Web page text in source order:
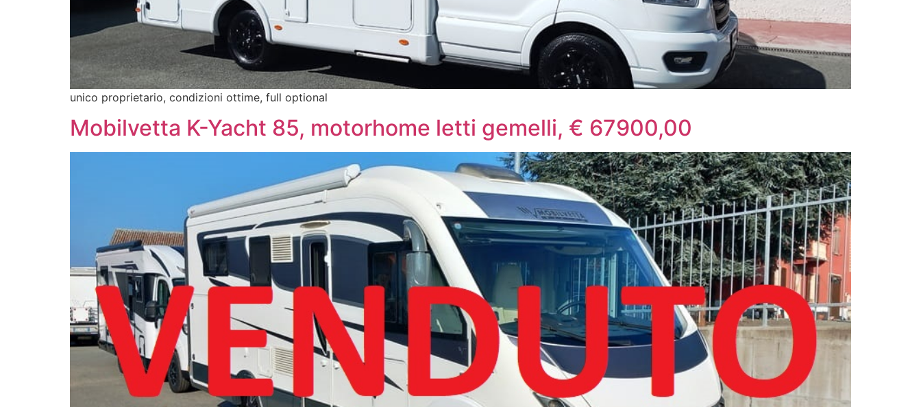
unico proprietario, condizioni ottime, full optional
Mobilvetta K-Yacht 85, motorhome letti gemelli, € 67900,00